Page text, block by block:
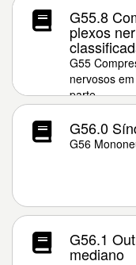
G55.8
plexos
G55
nervosos
parte
G56.0
G56
G56.1
mediano